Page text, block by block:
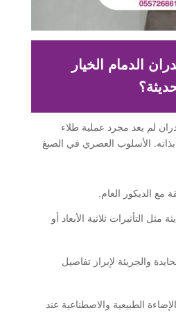
الدمام الخيار
لم يعد مجرد عملية طلاء
بذاته. الأسلوب العصري في الصبغ
مع الديكور العام.
مثل التأثيرات ثلاثية الأبعاد أو
والجريئة لإبراز تفاصيل
الطبيعية والاصطناعية عند